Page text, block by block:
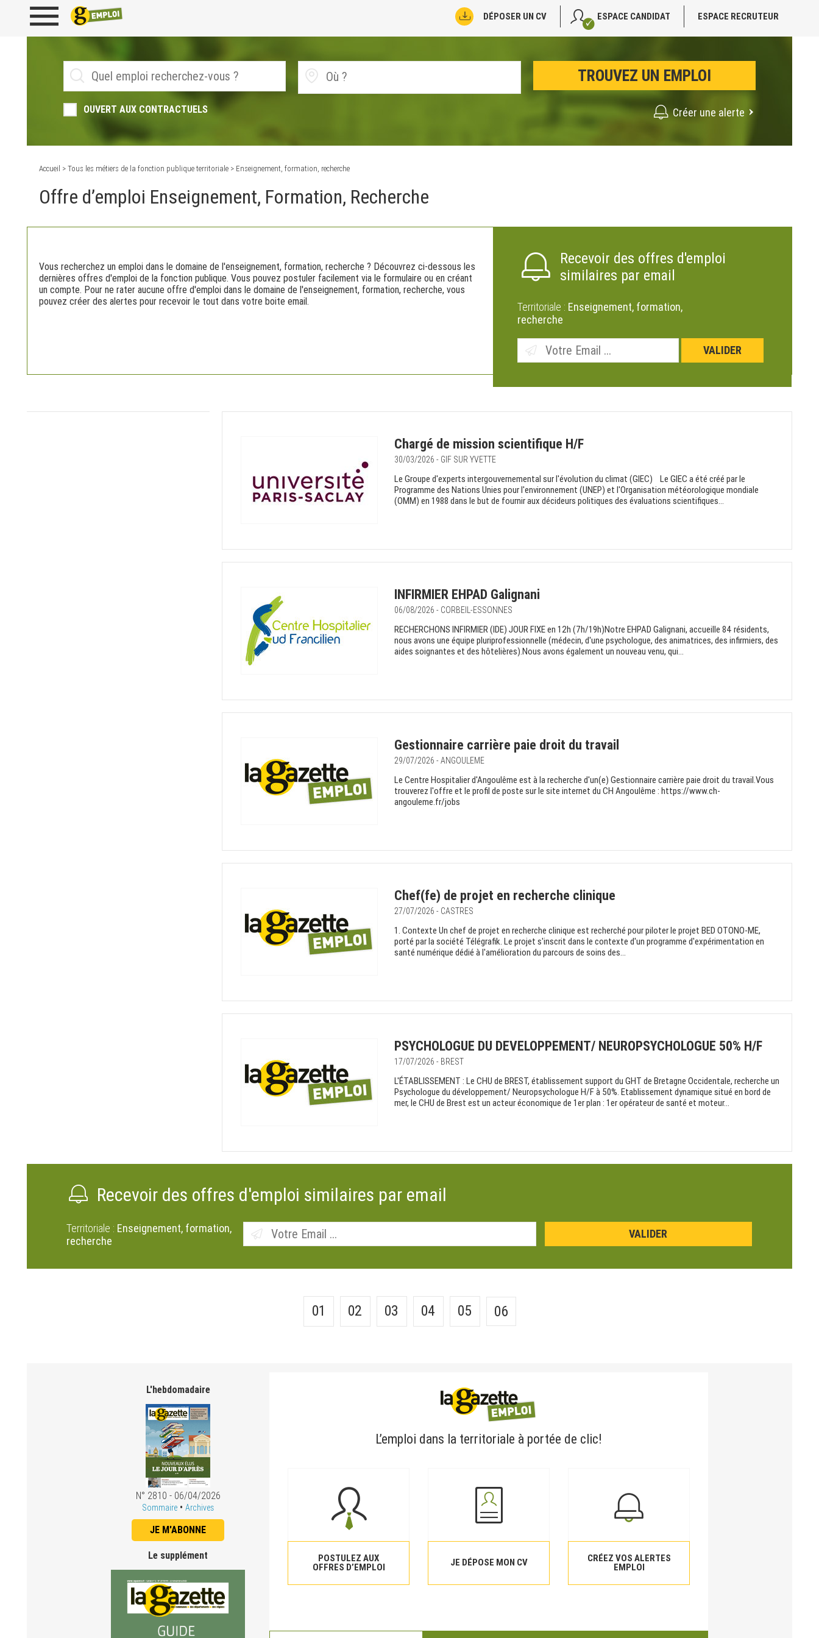
DÉPOSER UN CV ESPACE CANDIDAT ESPACE RECRUTEUR
OUVERT AUX CONTRACTUELS Créer une alerte
Accueil > Tous les métiers de la fonction publique territoriale > Enseignement, formation, recherche
Offre d’emploi Enseignement, Formation, Recherche
Vous recherchez un emploi dans le domaine de l'enseignement, formation, recherche ? Découvrez ci-dessous les
dernières offres d'emploi de la fonction publique. Vous pouvez postuler facilement via le formulaire ou en créant
un compte. Pour ne rater aucune offre d'emploi dans le domaine de l'enseignement, formation, recherche, vous
pouvez créer des alertes pour recevoir le tout dans votre boite email.
Recevoir des offres d'emploi
similaires par email
Territoriale : Enseignement, formation,
recherche
Chargé de mission scientifique H/F
30/03/2026 - GIF SUR YVETTE
Le Groupe d'experts intergouvernemental sur l'évolution du climat (GIEC) Le GIEC a été créé par le
Programme des Nations Unies pour l'environnement (UNEP) et l'Organisation météorologique mondiale
(OMM) en 1988 dans le but de fournir aux décideurs politiques des évaluations scientifiques...
INFIRMIER EHPAD Galignani
06/08/2026 - CORBEIL-ESSONNES
RECHERCHONS INFIRMIER (IDE) JOUR FIXE en 12h (7h/19h)Notre EHPAD Galignani, accueille 84 résidents,
nous avons une équipe pluriprofessionnelle (médecin, d'une psychologue, des animatrices, des infirmiers, des
aides soignantes et des hôtelières).Nous avons également un nouveau venu, qui...
Gestionnaire carrière paie droit du travail
29/07/2026 - ANGOULEME
Le Centre Hospitalier d'Angoulême est à la recherche d'un(e) Gestionnaire carrière paie droit du travail.Vous
trouverez l'offre et le profil de poste sur le site internet du CH Angoulême : https://www.ch-
angouleme.fr/jobs
Chef(fe) de projet en recherche clinique
27/07/2026 - CASTRES
1. Contexte Un chef de projet en recherche clinique est recherché pour piloter le projet BED OTONO-ME,
porté par la société Télégrafik. Le projet s'inscrit dans le contexte d'un programme d'expérimentation en
santé numérique dédié à l'amélioration du parcours de soins des...
PSYCHOLOGUE DU DEVELOPPEMENT/ NEUROPSYCHOLOGUE 50% H/F
17/07/2026 - BREST
L'ÉTABLISSEMENT : Le CHU de BREST, établissement support du GHT de Bretagne Occidentale, recherche un
Psychologue du développement/ Neuropsychologue H/F à 50%. Etablissement dynamique situé en bord de
mer, le CHU de Brest est un acteur économique de 1er plan : 1er opérateur de santé et moteur...
Recevoir des offres d'emploi similaires par email
Territoriale : Enseignement, formation,
recherche
01 02 03 04 05 06
L'hebdomadaire
N° 2810 - 06/04/2026
Sommaire • Archives
JE M'ABONNE
Le supplément
L’emploi dans la territoriale à portée de clic!
POSTULEZ AUX
OFFRES D’EMPLOI
JE DÉPOSE MON CV
CRÉEZ VOS ALERTES
EMPLOI